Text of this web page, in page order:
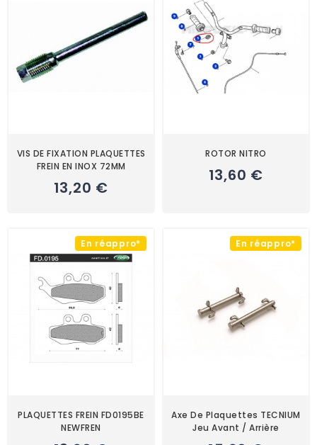
VIS DE FIXATION PLAQUETTES
FREIN EN INOX 72MM
13,20 €
ROTOR NITRO
13,60 €
En réappro*
PLAQUETTES FREIN FD0195BE
NEWFREN
En réappro*
Axe De Plaquettes TECNIUM
Jeu Avant / Arrière